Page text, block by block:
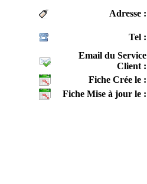
Adresse :
Tel :
Email du Service
Client :
Fiche Crée le :
Fiche Mise à jour le :